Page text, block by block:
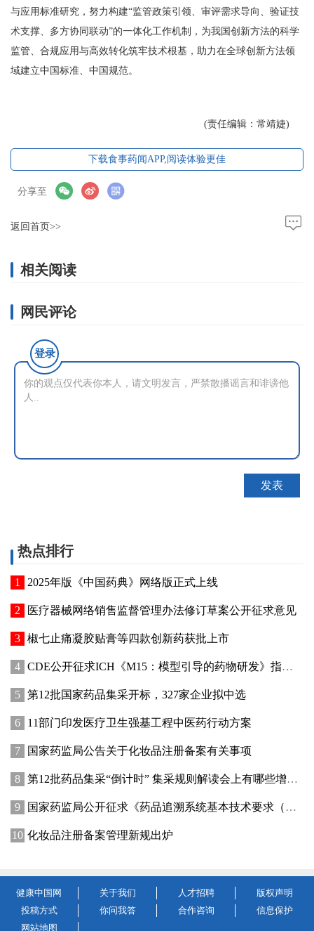
与应用标准研究，努力构建“监管政策引领、审评需求导向、验证技
术支撑、多方协同联动”的一体化工作机制，为我国创新方法的科学
监管、合规应用与高效转化筑牢技术根基，助力在全球创新方法领
域建立中国标准、中国规范。
(责任编辑：常靖婕)
下载食事药闻APP,阅读体验更佳
分享至
返回首页>>
相关阅读
网民评论
登录
热点排行
2025年版《中国药典》网络版正式上线
医疗器械网络销售监督管理办法修订草案公开征求意见
椒七止痛凝胶贴膏等四款创新药获批上市
CDE公开征求ICH《M15：模型引导的药物研发》指导原则实施建议和中文翻译稿意见
第12批国家药品集采开标，327家企业拟中选
11部门印发医疗卫生强基工程中医药行动方案
国家药监局公告关于化妆品注册备案有关事项
第12批药品集采“倒计时” 集采规则解读会上有哪些增量信息？
国家药监局公开征求《药品追溯系统基本技术要求（修订征求意见稿）》意见
化妆品注册备案管理新规出炉
健康中国网 关于我们 人才招聘
版权声明
投稿方式
你问我答 合作咨询
信息保护
网站地图